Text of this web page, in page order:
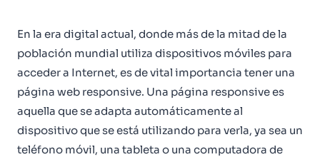
En la era digital actual, donde más de la mitad de la
población mundial utiliza dispositivos móviles para
acceder a Internet, es de vital importancia tener una
página web responsive. Una página responsive es
aquella que se adapta automáticamente al
dispositivo que se está utilizando para verla, ya sea un
teléfono móvil, una tableta o una computadora de